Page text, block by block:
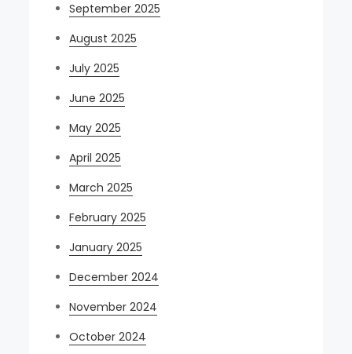
September 2025
August 2025
July 2025
June 2025
May 2025
April 2025
March 2025
February 2025
January 2025
December 2024
November 2024
October 2024